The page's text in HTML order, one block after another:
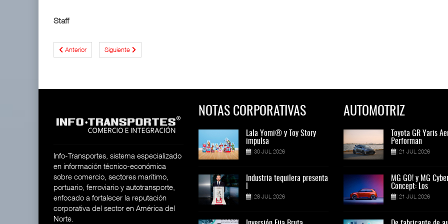
Staff
Anterior Siguiente
Info-Transportes, sistema especializado
en información técnico-económica
sobre comercio, sectores marítimo,
portuario, ferroviario y autotransporte,
enfocado a fortalecer la reputación
corporativa del sector en América del
Norte.
NOTAS CORPORATIVAS
Lala Yomi® y Toy Story
Industria tequilera presenta
l
28 JUL 2026
Lala Yomi® y Toy Story
impulsa
30 JUL 2026
Industria tequilera presenta
28 JUL 2026
Lala Yomi® y Toy
impulsa
30 JUL 2026
Industria tequilera
28 JUL 2026
AUTOMOTRIZ
Toyota GR Yaris Aero
MG GO! y MG Cyber
Concept: Los
21 JUL 2026
Toyota GR Yaris Aero
Performan
21 JUL 2026
MG GO! y MG Cyber
21 JUL 2026
Toyota GR Yaris
Performan
21 JUL 2026
MG GO! y MG
Concept: Los
21 JUL 2026